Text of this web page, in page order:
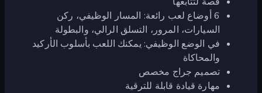
6 أوضاع لعب رائعة: المسار الوظيفي، ركن
السيارات، المرور، التسلق الرالي، والبطولة
في الوضع الوظيفي: يمكنك اللعب بأسلوب الأركيد
والمحاكاة
تصميم جراج مخصص
مهارة قيادة قابلة للترقية